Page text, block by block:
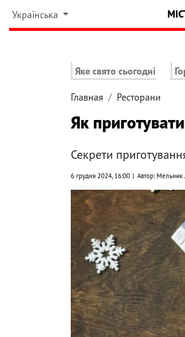
Українська
Яке свято сьогодні
Главная Ресторани
Як
Секрети
6 грудня 2024, 16:00 Автор: Мельник